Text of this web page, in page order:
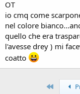
OT
io cmq come
nel colore
quello che era
l'avesse drey ) mi
coatto
Primo